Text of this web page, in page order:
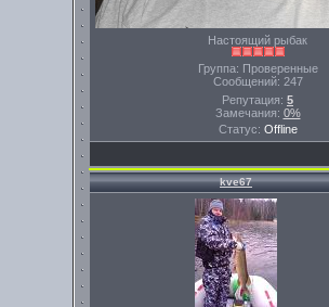
Настоящий рыбак
Группа: Проверенные
Сообщений: 247
Репутация: 5
Замечания: 0%
Статус: Offline
kve67